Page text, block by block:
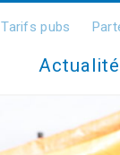
Tarifs pubs
Actualité